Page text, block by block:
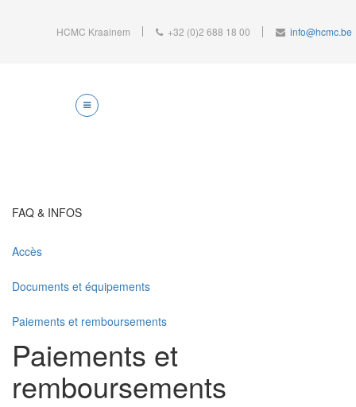
HCMC Kraainem +32 (0)2 688 18 00 info@hcmc.be
FAQ & INFOS
Accès
Documents et équipements
Paiements et remboursements
Paiements et
remboursements